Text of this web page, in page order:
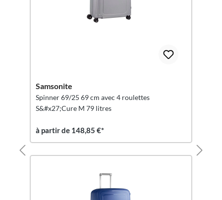
Samsonite
Spinner 69/25 69 cm avec 4 roulettes
S&#x27;Cure M 79 litres
à partir de 148,85 €*